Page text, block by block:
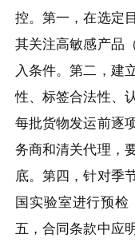
控。第一，在选定
其关注高敏感产品
入条件。第二，建
性、标签合法性、
每批货物发运前逐
务商和清关代理，
底。第四，针对季
国实验室进行预
五，合同条款中应